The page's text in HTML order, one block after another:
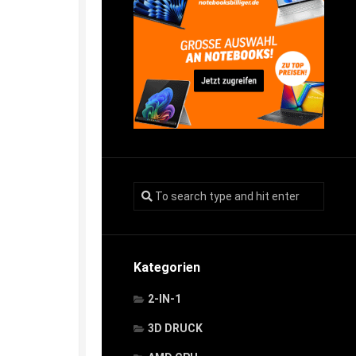
Kategorien
2-IN-1
3D DRUCK